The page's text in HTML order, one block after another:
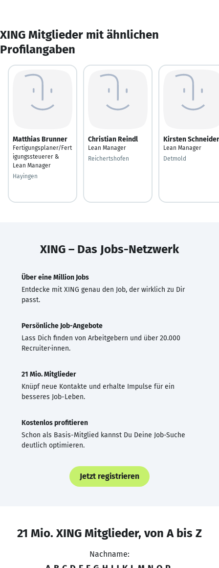
XING Mitglieder mit ähnlichen
Profilangaben
Matthias Brunner
Fertigungsplaner/Fert
igungssteuerer &
Lean Manager
Hayingen
Christian Reindl
Lean Manager
Reichertshofen
Kirsten Schneider
Lean Manager
Detmold
XING – Das Jobs-Netzwerk
Über eine Million Jobs
Entdecke mit XING genau den Job, der wirklich zu Dir
passt.
Persönliche Job-Angebote
Lass Dich finden von Arbeitgebern und über 20.000
Recruiter·innen.
21 Mio. Mitglieder
Knüpf neue Kontakte und erhalte Impulse für ein
besseres Job-Leben.
Kostenlos profitieren
Schon als Basis-Mitglied kannst Du Deine Job-Suche
deutlich optimieren.
Jetzt registrieren
21 Mio. XING Mitglieder, von A bis Z
Nachname: